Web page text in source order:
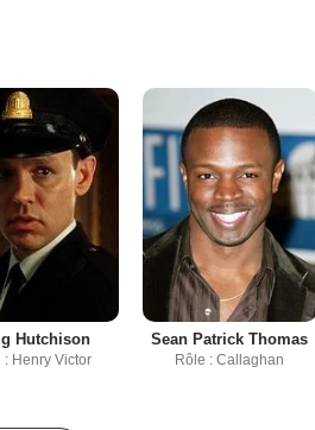
Hutchison
: Henry Victor
Sean Patrick Thomas
Rôle : Callaghan